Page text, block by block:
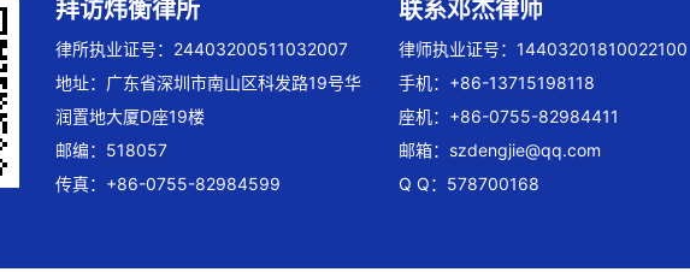
拜访炜衡律所
律所执业证号：24403200511032007
地址：广东省深圳市南山区科发路19号华
润置地大厦D座19楼
邮编：518057
传真：+86-0755-82984599
联系邓杰律师
律师执业证号：14403201810022100
手机：+86-13715198118
座机：+86-0755-82984411
邮箱： szdengjie@qq.com
Q Q：578700168